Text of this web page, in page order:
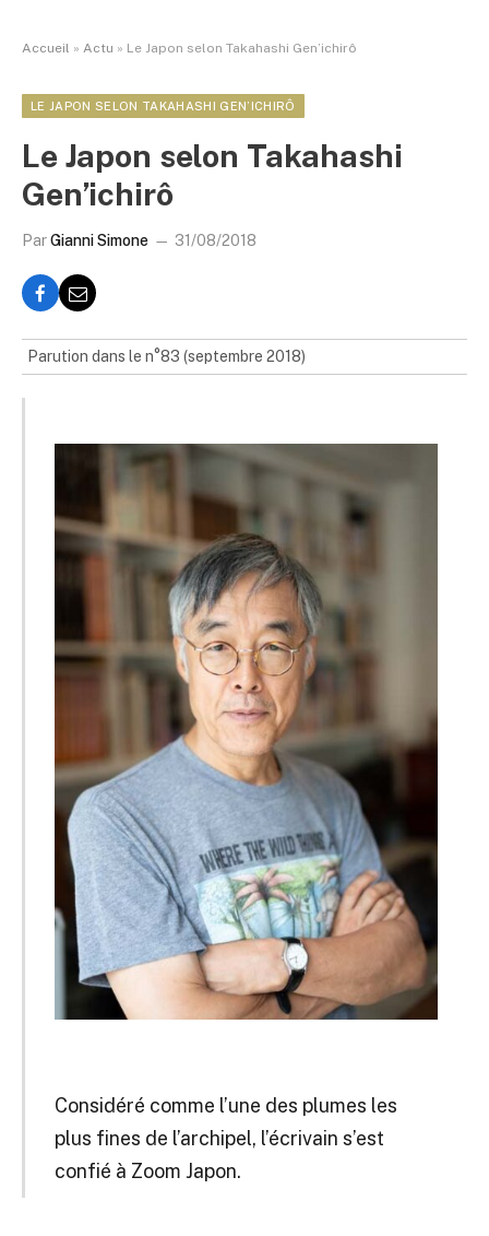
Accueil » Actu » Le Japon selon Takahashi Gen’ichirô
LE JAPON SELON TAKAHASHI GEN’ICHIRÔ
Le Japon selon Takahashi
Gen’ichirô
ParGianni Simone 31/08/2018
Parution dans le n°83 (septembre 2018)
Considéré comme l’une des plumes les
plus fines de l’archipel, l’écrivain s’est
confié à Zoom Japon.